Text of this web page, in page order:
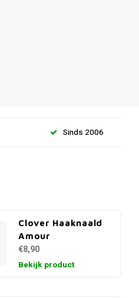
Sinds 2006
Clover Haaknaald
Amour
€8,90
Bekijk product